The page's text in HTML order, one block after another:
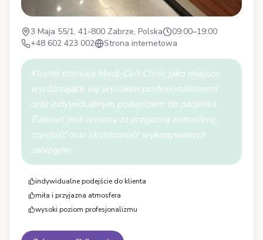
3 Maja 55/1, 41-800 Zabrze, Polska
09:00–19:00
+48 602 423 002
Strona internetowa
Klienci oceniają Medi-Cell Clinic jako miejsce
wyróżniające się wysokim profesjonalizmem
oraz indywidualnym podejściem do pacjenta.
Gabinet jest ceniony za przyjazną atmosferę,
czystość oraz skuteczność wykonywanych
zabiegów.
indywidualne podejście do klienta
miła i przyjazna atmosfera
wysoki poziom profesjonalizmu